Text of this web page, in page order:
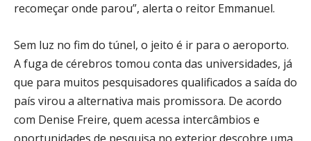
recomeçar onde parou”, alerta o reitor Emmanuel.
Sem luz no fim do túnel, o jeito é ir para o aeroporto.
A fuga de cérebros tomou conta das universidades, já
que para muitos pesquisadores qualificados a saída do
país virou a alternativa mais promissora. De acordo
com Denise Freire, quem acessa intercâmbios e